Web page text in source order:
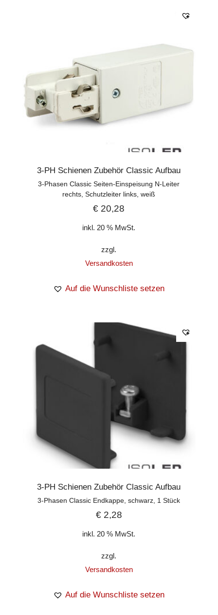
3-PH Schienen Zubehör Classic Aufbau
3-Phasen Classic Seiten-Einspeisung N-Leiter
rechts, Schutzleiter links, weiß
€ 20,28
inkl. 20 % MwSt.
zzgl.
Versandkosten
Auf die Wunschliste setzen
3-PH Schienen Zubehör Classic Aufbau
3-Phasen Classic Endkappe, schwarz, 1 Stück
€2,28
inkl. 20 % MwSt.
zzgl.
Versandkosten
Auf die Wunschliste setzen